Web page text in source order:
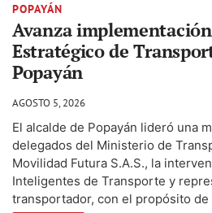
POPAYÁN
Avanza
Estratégico de
Popayán
AGOSTO 5, 2026
El alcalde de Popayán lideró una
delegados del Ministerio de
Movilidad Futura S.A.S., la
Inteligentes de Transporte y
transportador, con el propósito de